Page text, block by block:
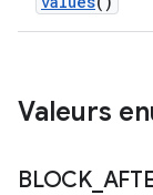
Valeurs
BLOCK_